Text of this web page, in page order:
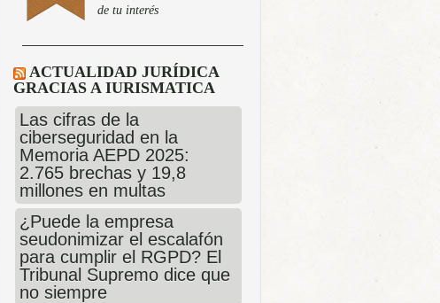
de tu interés
ACTUALIDAD JURÍDICA
GRACIAS A IURISMATICA
Las cifras de la
ciberseguridad en la
Memoria AEPD 2025:
2.765 brechas y 19,8
millones en multas
¿Puede la empresa
seudonimizar el escalafón
para cumplir el RGPD? El
Tribunal Supremo dice que
no siempre